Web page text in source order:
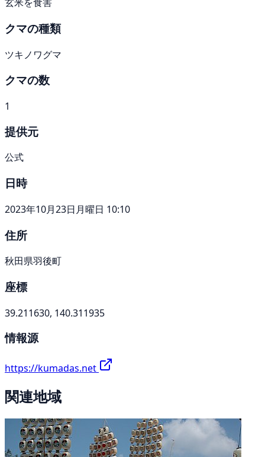
クマの種類
ツキノワグマ
クマの数
1
提供元
公式
日時
2023年10月23日月曜日 10:10
住所
秋田県羽後町
座標
39.211630, 140.311935
情報源
https://kumadas.net
関連地域